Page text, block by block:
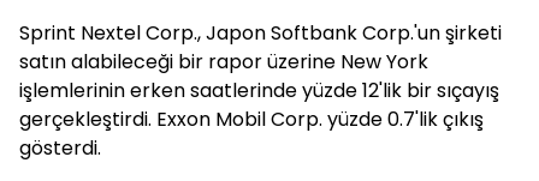
Sprint Nextel Corp., Japon Softbank Corp.'un şirketi
satın alabileceği bir rapor üzerine New York
işlemlerinin erken saatlerinde yüzde 12'lik bir sıçayış
gerçekleştirdi. Exxon Mobil Corp. yüzde 0.7'lik çıkış
gösterdi.